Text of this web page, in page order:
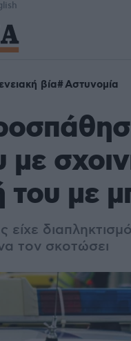
βία Αστυνομία
με
τον σκοτώσει